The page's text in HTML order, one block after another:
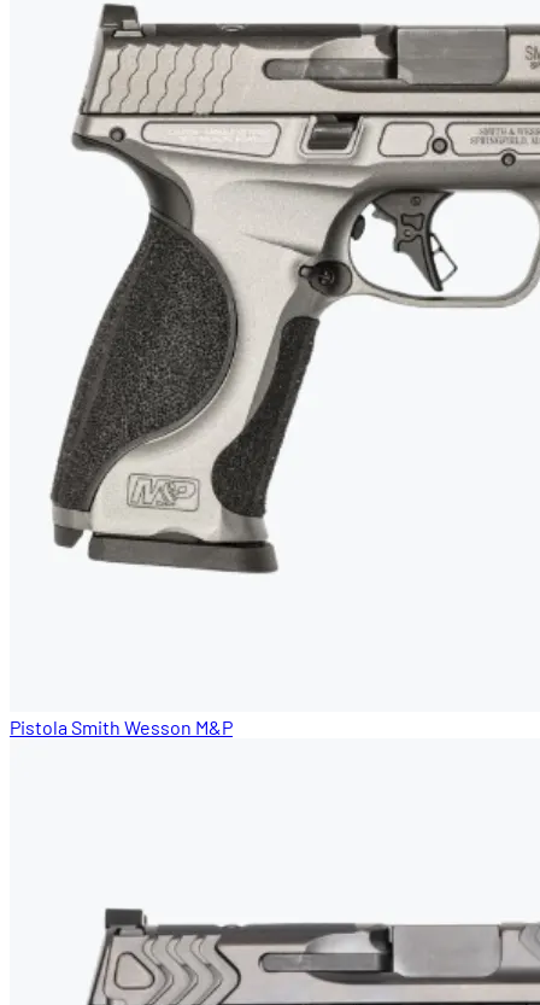
Pistola Smith Wesson M&P